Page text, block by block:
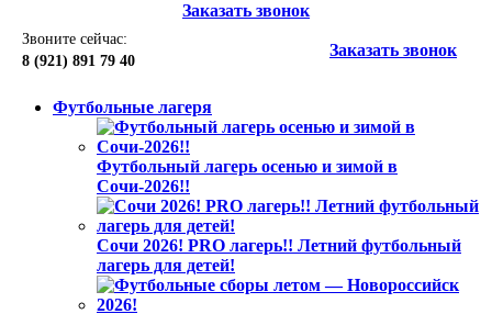
Заказать звонок
Звоните сейчас:
8 (921) 891 79 40
Заказать звонок
Футбольные лагеря
Футбольный лагерь осенью и зимой в
Сочи-2026!!
Сочи 2026! PRO лагерь!! Летний футбольный
лагерь для детей!